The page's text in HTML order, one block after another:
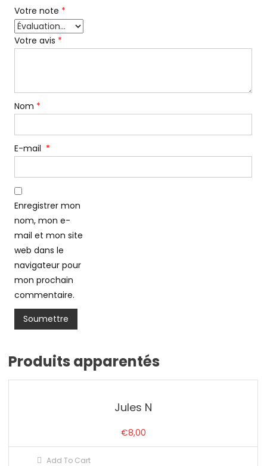
Votre note *
Votre avis *
Nom *
E-mail *
Enregistrer mon
nom, mon e-
mail et mon site
web dans le
navigateur pour
mon prochain
commentaire.
Produits apparentés
Jules N
€8,00
Add To Cart